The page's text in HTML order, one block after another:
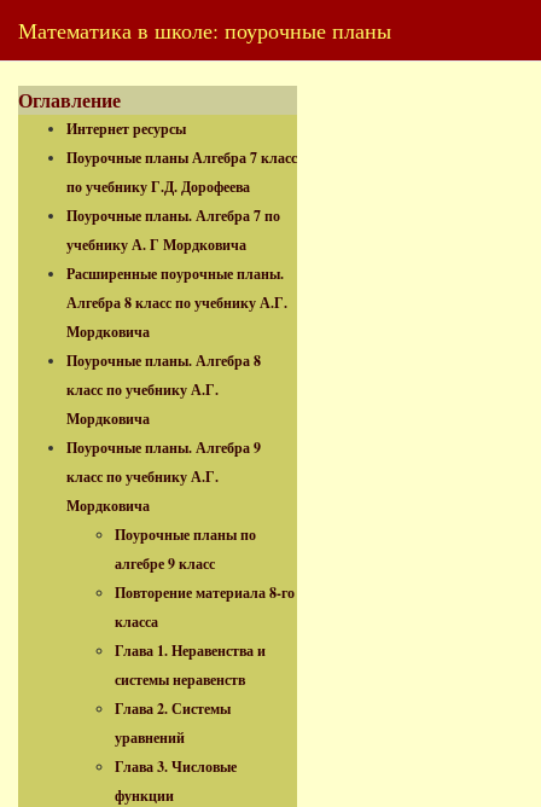
Математика в школе: поурочные планы
Оглавление
Интернет ресурсы
Поурочные планы Алгебра 7 класс
по учебнику Г.Д. Дорофеева
Поурочные планы. Алгебра 7 по
учебнику А. Г Мордковича
Расширенные поурочные планы.
Алгебра 8 класс по учебнику А.Г.
Мордковича
Поурочные планы. Алгебра 8
класс по учебнику А.Г.
Мордковича
Поурочные планы. Алгебра 9
класс по учебнику А.Г.
Мордковича
Поурочные планы по
алгебре 9 класс
Повторение материала 8-го
класса
Глава 1. Неравенства и
системы неравенств
Глава 2. Системы
уравнений
Глава 3. Числовые
функции